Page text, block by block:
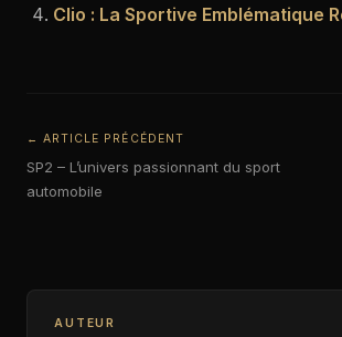
Clio : La Sportive Emblématique
← ARTICLE PRÉCÉDENT
SP2 – L’univers passionnant du sport
automobile
AUTEUR